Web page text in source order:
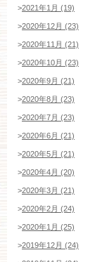
>2021年1月 (19)
>2020年12月 (23)
>2020年11月 (21)
>2020年10月 (23)
>2020年9月 (21)
>2020年8月 (23)
>2020年7月 (23)
>2020年6月 (21)
>2020年5月 (21)
>2020年4月 (20)
>2020年3月 (21)
>2020年2月 (24)
>2020年1月 (25)
>2019年12月 (24)